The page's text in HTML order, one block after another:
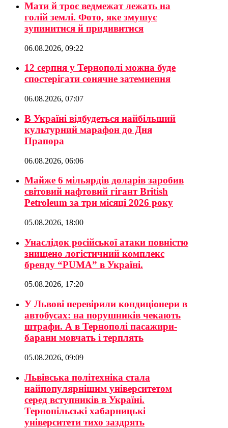
Мати й троє ведмежат лежать на
голій землі. Фото, яке змушує
зупинитися й придивитися
06.08.2026, 09:22
12 серпня у Тернополі можна буде
спостерігати сонячне затемнення
06.08.2026, 07:07
В Україні відбудеться найбільший
культурний марафон до Дня
Прапора
06.08.2026, 06:06
Майже 6 мільярдів доларів заробив
світовий нафтовий гігант British
Petroleum за три місяці 2026 року
05.08.2026, 18:00
Унаслідок російської атаки повністю
знищено логістичний комплекс
бренду “PUMA” в Україні.
05.08.2026, 17:20
У Львові перевірили кондиціонери в
автобусах: на порушників чекають
штрафи. А в Тернополі пасажири-
барани мовчать і терплять
05.08.2026, 09:09
Львівська політехніка стала
найпопулярнішим університетом
серед вступників в Україні.
Тернопільські хабарницькі
університети тихо заздрять